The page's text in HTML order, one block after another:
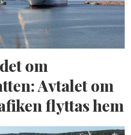
om
Avtalet om
flyttas hem